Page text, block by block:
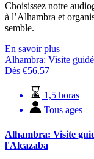
Choisissez notre
à l’Alhambra et
semble.
En savoir plus
Alhambra: Visite
Dès €56.57
1,5 horas
Tous ages
Alhambra: Visite
l'Alcazaba